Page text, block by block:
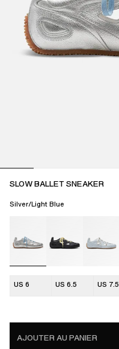
SLOW BALLET SNEAKER
Silver/Light Blue
US 6 US 6.5 US 7.5
AJOUTER AU PANIER